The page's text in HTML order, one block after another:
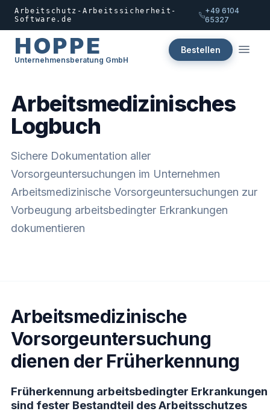
Arbeitschutz-Arbeitssicherheit-
Software.de
+49 6104
65327
HOPPE
Unternehmensberatung GmbH
Bestellen
Arbeitsmedizinisches
Logbuch
Sichere Dokumentation aller
Vorsorgeuntersuchungen im Unternehmen
Arbeitsmedizinische Vorsorgeuntersuchungen zur
Vorbeugung arbeitsbedingter Erkrankungen
dokumentieren
Arbeitsmedizinische
Vorsorgeuntersuchung
dienen der Früherkennung
Früherkennung arbeitsbedingter Erkrankungen
sind fester Bestandteil des Arbeitsschutzes